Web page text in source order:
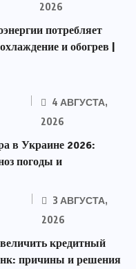
2026
потребляет
и обогрев |
4 АВГУСТА,
2026
в Украине 2026:
погоды и
3 АВГУСТА,
2026
кредитный
причины и решения